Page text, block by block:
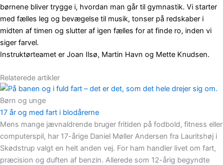
børnene bliver trygge i, hvordan man går til gymnastik. Vi starter
med fælles leg og bevægelse til musik, tonser på redskaber i
midten af timen og slutter af igen fælles for at finde ro, inden vi
siger farvel.
Instruktørteamet er Joan Ilsø, Martin Havn og Mette Knudsen.
Relaterede artikler
Børn og unge
17 år og med fart i blodårerne
Mens mange jævnaldrende bruger fritiden på fodbold, fitness eller
computerspil, har 17-årige Daniel Møller Andersen fra Lauritshøj i
Skødstrup valgt en helt anden vej. For ham handler livet om fart,
præcision og duften af benzin. Allerede som 12-årig begyndte